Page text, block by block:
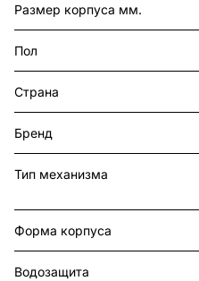
Размер корпуса мм.
Пол
Страна
Бренд
Тип механизма
Форма корпуса
Водозащита